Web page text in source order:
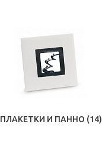
ПЛАКЕТКИ И ПАННО (14)